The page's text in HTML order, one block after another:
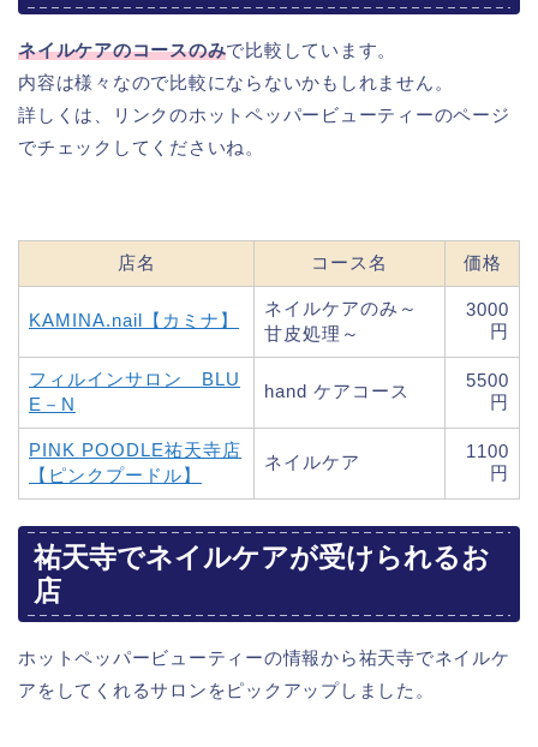
ネイルケアのコースのみで比較しています。
内容は様々なので比較にならないかもしれません。
詳しくは、リンクのホットペッパービューティーのページ
でチェックしてくださいね。
店名 コース名 価格
KAMINA.nail【カミナ】
ネイルケアのみ～
甘皮処理～
3000
円
フィルインサロン BLU
E－N
hand ケアコース
5500
円
PINK POODLE祐天寺店
【ピンクプードル】
ネイルケア
1100
円
祐天寺でネイルケアが受けられるお
店
ホットペッパービューティーの情報から祐天寺でネイルケ
アをしてくれるサロンをピックアップしました。